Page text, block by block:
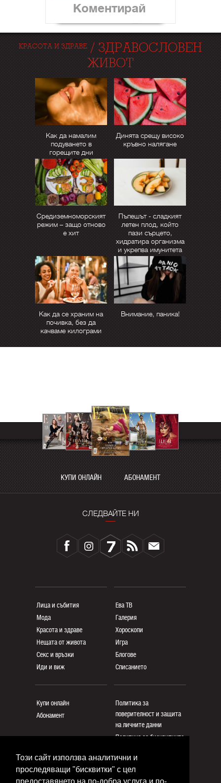
Този сайт използва аналитични и
проследяващи "бисквитки" с цел
Коментирай
КРАСОТА И ЗДРАВЕ / ЗДРАВОСЛОВЕН
ЖИВОТ
Как да намалим
подуването в
горещите дни
Динята срещу високо
кръвно налягане
Средиземноморският
режим – защо отново
е хит
Пъпешът - сладкият
летен плод, който
пази сърцето,
хидратира организма
и укрепва имунитета
Как да се храним на
почивка, без да
качваме килограми
Внимание, паника!
КУПИ ОНЛАЙН АБОНАМЕНТ
СЛЕДВАЙТЕ НИ
Лица и събития
Мода
Красота и здраве
Нещата от живота
Секс и връзки
Иди и виж
Ева ТВ
Галерия
Хороскопи
Игра
Блогoве
Списанието
Купи онлайн
Абонамент
Политика за
поверителност и защита
на личните данни
Политика за бисквитките
Общи условия
Контакти